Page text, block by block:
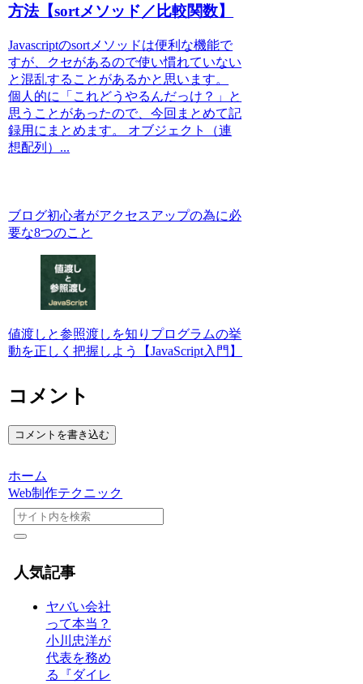
方法【sortメソッド／比較関数】
Javascriptのsortメソッドは便利な機能で
すが、クセがあるので使い慣れていない
と混乱することがあるかと思います。
個人的に「これどうやるんだっけ？」と
思うことがあったので、今回まとめて記
録用にまとめます。 オブジェクト（連
想配列）...
ブログ初心者がアクセスアップの為に必
要な8つのこと
値渡しと参照渡しを知りプログラムの挙
動を正しく把握しよう【JavaScript入門】
コメント
コメントを書き込む
ホーム
Web制作テクニック
人気記事
ヤバい会社
って本当？
小川忠洋が
代表を務め
る『ダイレ